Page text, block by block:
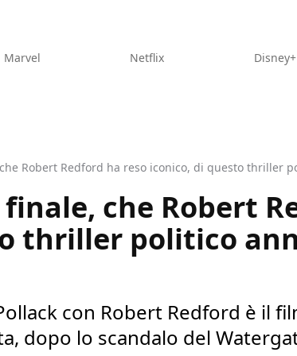
Marvel Netflix Disney+
Robert Redford ha reso iconico, di questo thriller
che Robert
thriller politico
con Robert Redford è il
dopo lo scandalo del